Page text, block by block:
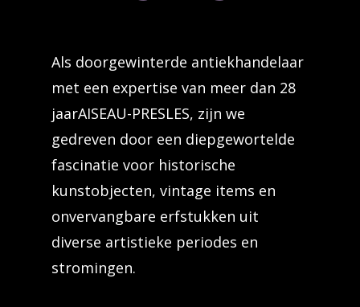
Als doorgewinterde antiekhandelaar
met een expertise van meer dan 28
jaarAISEAU-PRESLES, zijn we
gedreven door een diepgewortelde
fascinatie voor historische
kunstobjecten, vintage items en
onvervangbare erfstukken uit
diverse artistieke periodes en
stromingen.